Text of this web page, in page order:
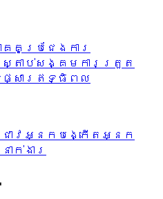
គគូប្រជែង ការ
ស្តាប់សង្គម ការត្រួត
ផ្សារឥទ្ធិពល
ាវ អ្នកបង្កើត អ្នក
ាក់ងារ